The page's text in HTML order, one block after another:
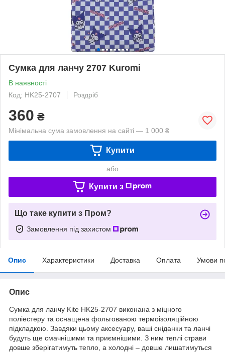
Сумка для ланчу 2707 Kuromi
В наявності
Код: HK25-2707
Роздріб
360 ₴
Мінімальна сума замовлення на сайті — 1 000 ₴
Купити
або
Купити з
Що таке купити з Пром?
Замовлення під захистом
Опис Характеристики Доставка Оплата Умови
Опис
Сумка для ланчу Kite HK25-2707 виконана з міцного
поліестеру та оснащена фольгованою термоізоляційною
підкладкою. Завдяки цьому аксесуару, ваші сніданки та ланчі
будуть ще смачнішими та приємнішими. З ним теплі страви
довше зберігатимуть тепло, а холодні – довше лишатимуться